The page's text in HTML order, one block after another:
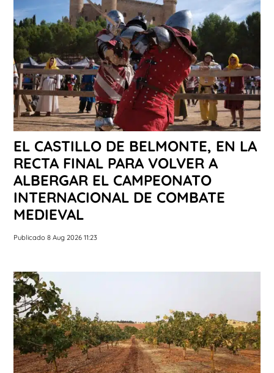
EL CASTILLO DE BELMONTE, EN LA
RECTA FINAL PARA VOLVER A
ALBERGAR EL CAMPEONATO
INTERNACIONAL DE COMBATE
MEDIEVAL
Publicado 8 Aug 2026 11:23